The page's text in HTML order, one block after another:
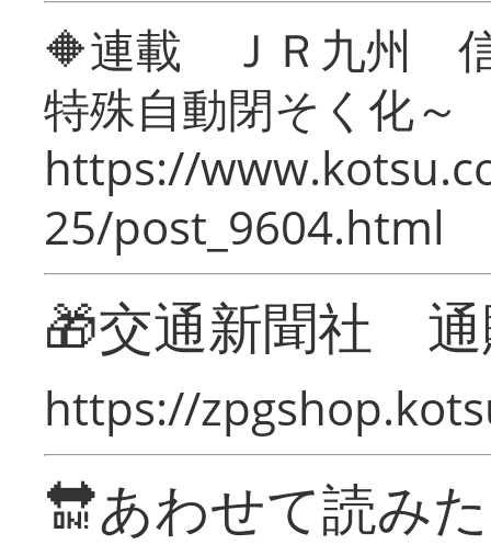
🔶連載 ＪＲ九州 信
特殊自動閉そく化～
https://
25/post_9604.html
🎁交通新聞社
https://
🔛あわせて読み